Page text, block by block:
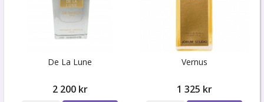
De La Lune
2 200 kr
Vernus
1 325 kr